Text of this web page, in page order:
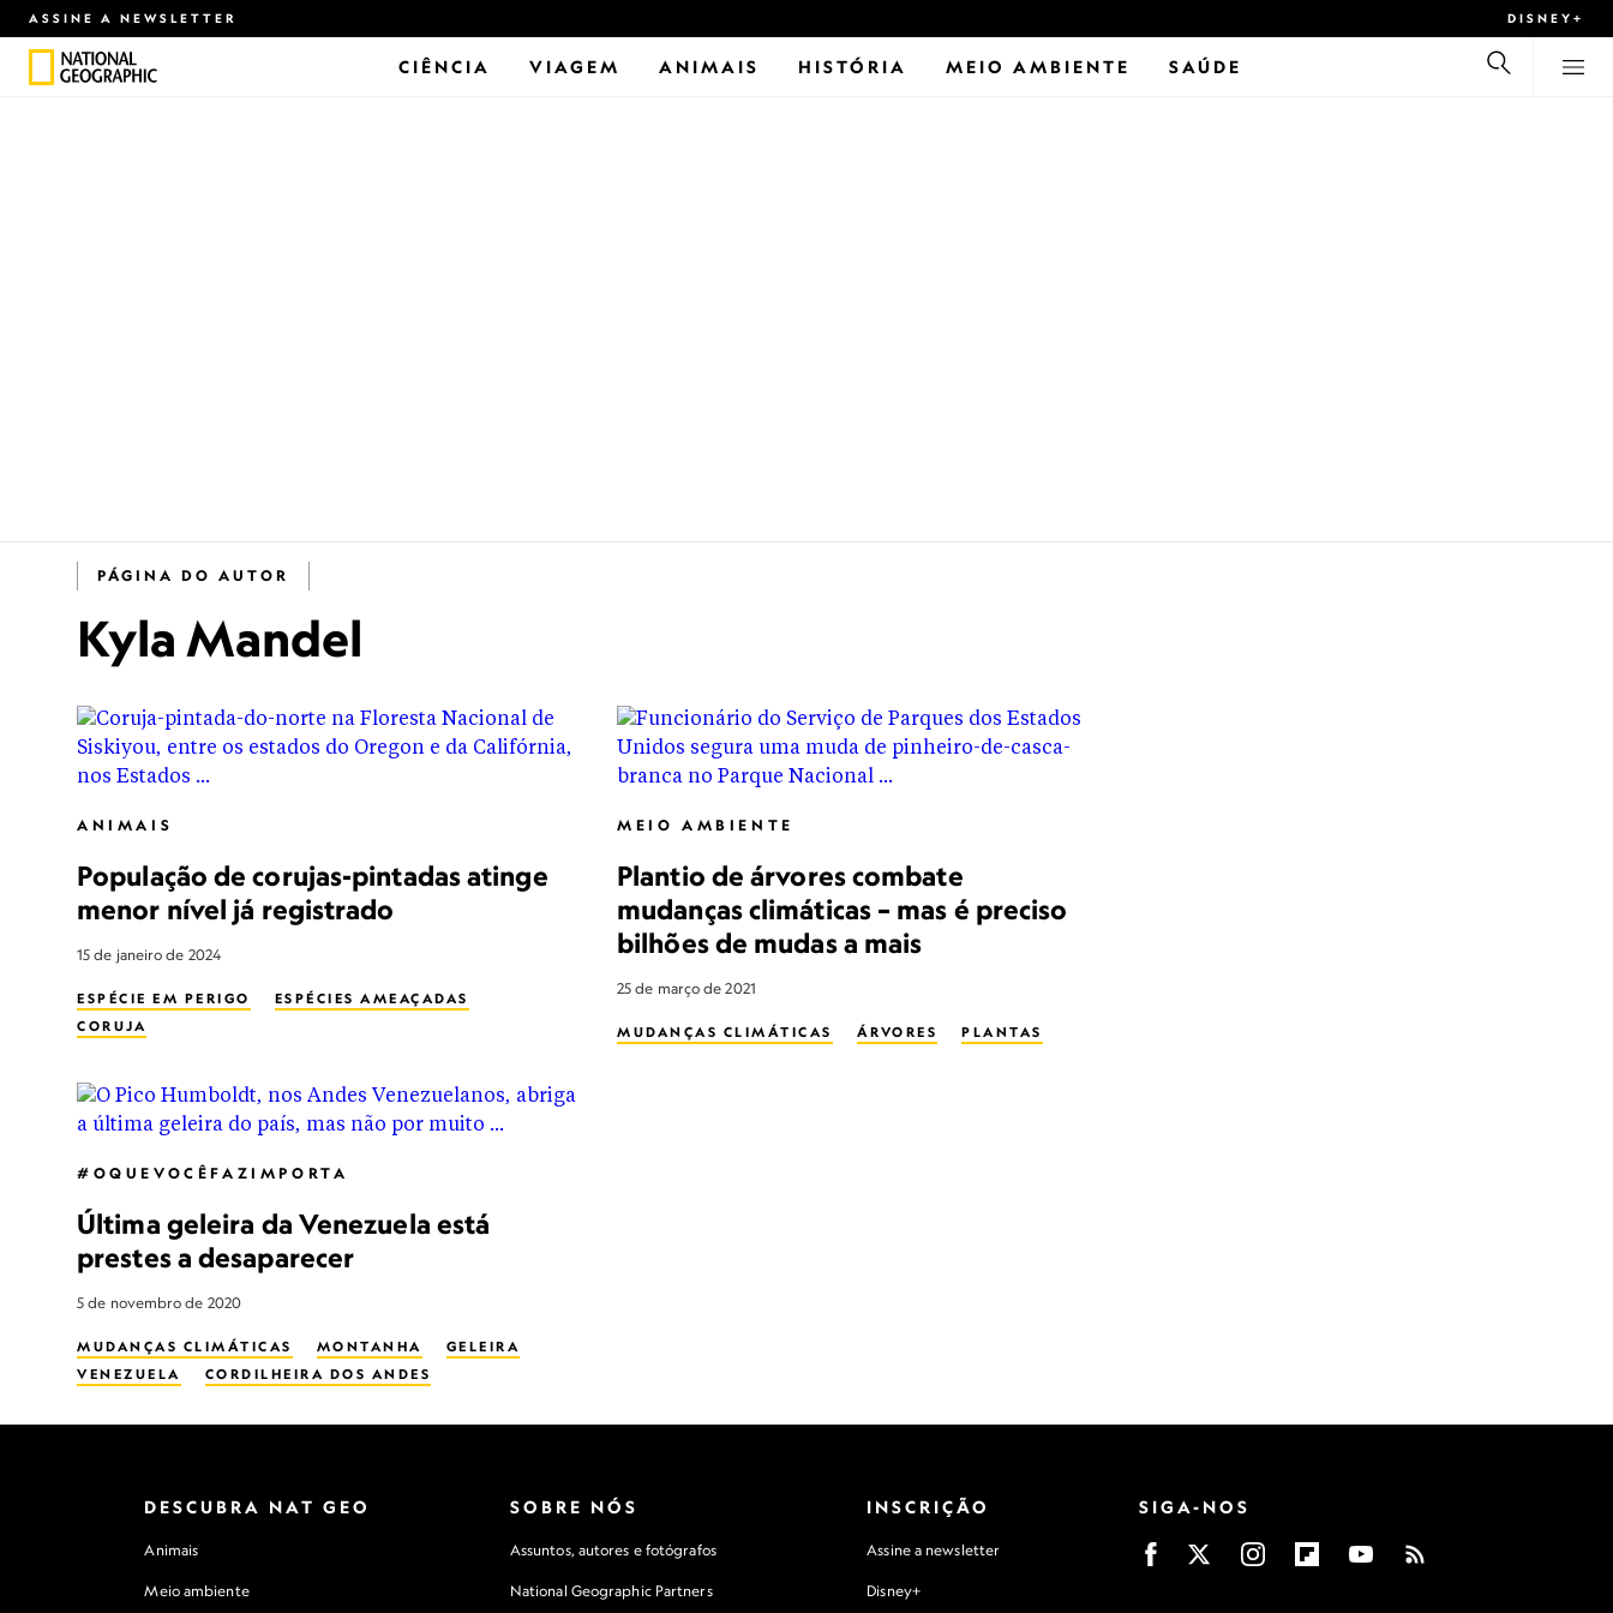
ASSINE A NEWSLETTER DISNEY+
CIÊNCIA VIAGEM ANIMAIS HISTÓRIA MEIO AMBIENTE SAÚDE
PÁGINA DO AUTOR
Kyla Mandel
ANIMAIS
População de corujas-pintadas atinge
menor nível já registrado
15 de janeiro de 2024
ESPÉCIE EM PERIGO
ESPÉCIES AMEAÇADAS
CORUJA
MEIO AMBIENTE
Plantio de árvores combate
mudanças climáticas – mas é preciso
bilhões de mudas a mais
25 de março de 2021
MUDANÇAS CLIMÁTICAS ÁRVORES PLANTAS
#OQUEVOCÊFAZIMPORTA
Última geleira da Venezuela está
prestes a desaparecer
5 de novembro de 2020
MUDANÇAS CLIMÁTICAS MONTANHA
GELEIRA
VENEZUELA
CORDILHEIRA DOS ANDES
DESCUBRA NAT GEO
Animais
Meio ambiente
SOBRE NÓS
Assuntos, autores e fotógrafos
National Geographic Partners
INSCRIÇÃO
Assine a newsletter
Disney+
SIGA-NOS